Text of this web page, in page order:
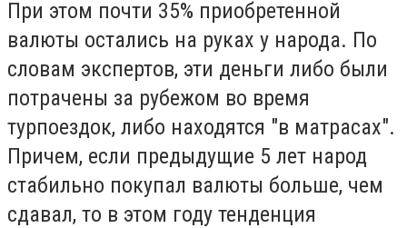
При этом почти 35% приобретенной
валюты остались на руках у народа. По
словам экспертов, эти деньги либо были
потрачены за рубежом во время
турпоездок, либо находятся "в матрасах".
Причем, если предыдущие 5 лет народ
стабильно покупал валюты больше, чем
сдавал, то в этом году тенденция